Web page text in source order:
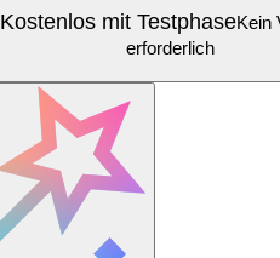
Kostenlos mit TestphaseKein
erforderlich